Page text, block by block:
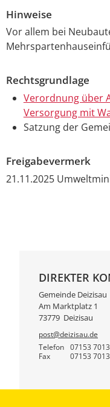
Hinweise
Vor allem bei
Rechtsgrundlage
Verordnung über
Versorgung mit
Satzung der
Freigabevermerk
21.11.2025
DIREKTER
Gemeinde Deizisau
Am Marktplatz 1
73779 Deizisau
post@deizisau.de
Telefon
07153
Fax 07153